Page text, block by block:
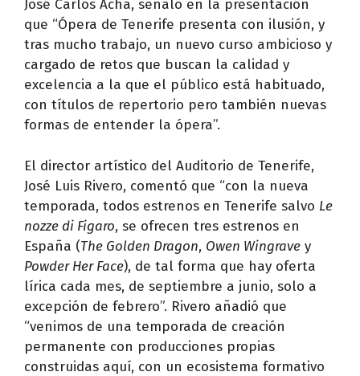
José Carlos Acha, señaló en la presentación
que “Ópera de Tenerife presenta con ilusión, y
tras mucho trabajo, un nuevo curso ambicioso y
cargado de retos que buscan la calidad y
excelencia a la que el público está habituado,
con títulos de repertorio pero también nuevas
formas de entender la ópera”.
El director artístico del Auditorio de Tenerife,
José Luis Rivero, comentó que “con la nueva
temporada, todos estrenos en Tenerife salvo Le
nozze di Figaro, se ofrecen tres estrenos en
España (The Golden Dragon, Owen Wingrave y
Powder Her Face), de tal forma que hay oferta
lírica cada mes, de septiembre a junio, solo a
excepción de febrero”. Rivero añadió que
“venimos de una temporada de creación
permanente con producciones propias
construidas aquí, con un ecosistema formativo